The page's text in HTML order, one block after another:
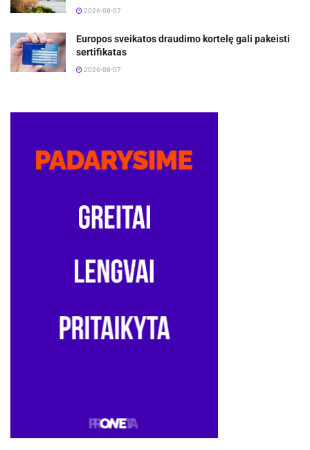
2026-08-07
Europos sveikatos draudimo kortelę gali pakeisti
sertifikatas
2026-08-07